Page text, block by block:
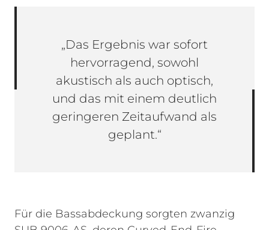
„Das Ergebnis war sofort
hervorragend, sowohl
akustisch als auch optisch,
und das mit einem deutlich
geringeren Zeitaufwand als
geplant.“
Für die Bassabdeckung sorgten zwanzig